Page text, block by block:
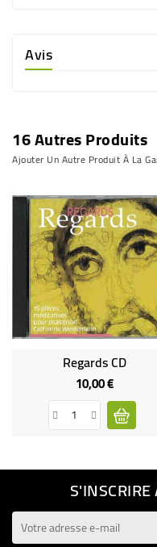
Avis
16 Autres Produits
Ajouter Un Autre Produit À La
Regards CD
10,00 €Prix